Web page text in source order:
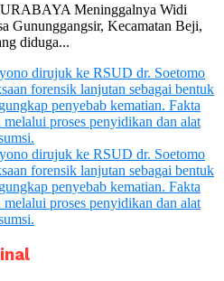
Meninggalnya Widi
Gununggangsir, Kecamatan Beji,
diduga...